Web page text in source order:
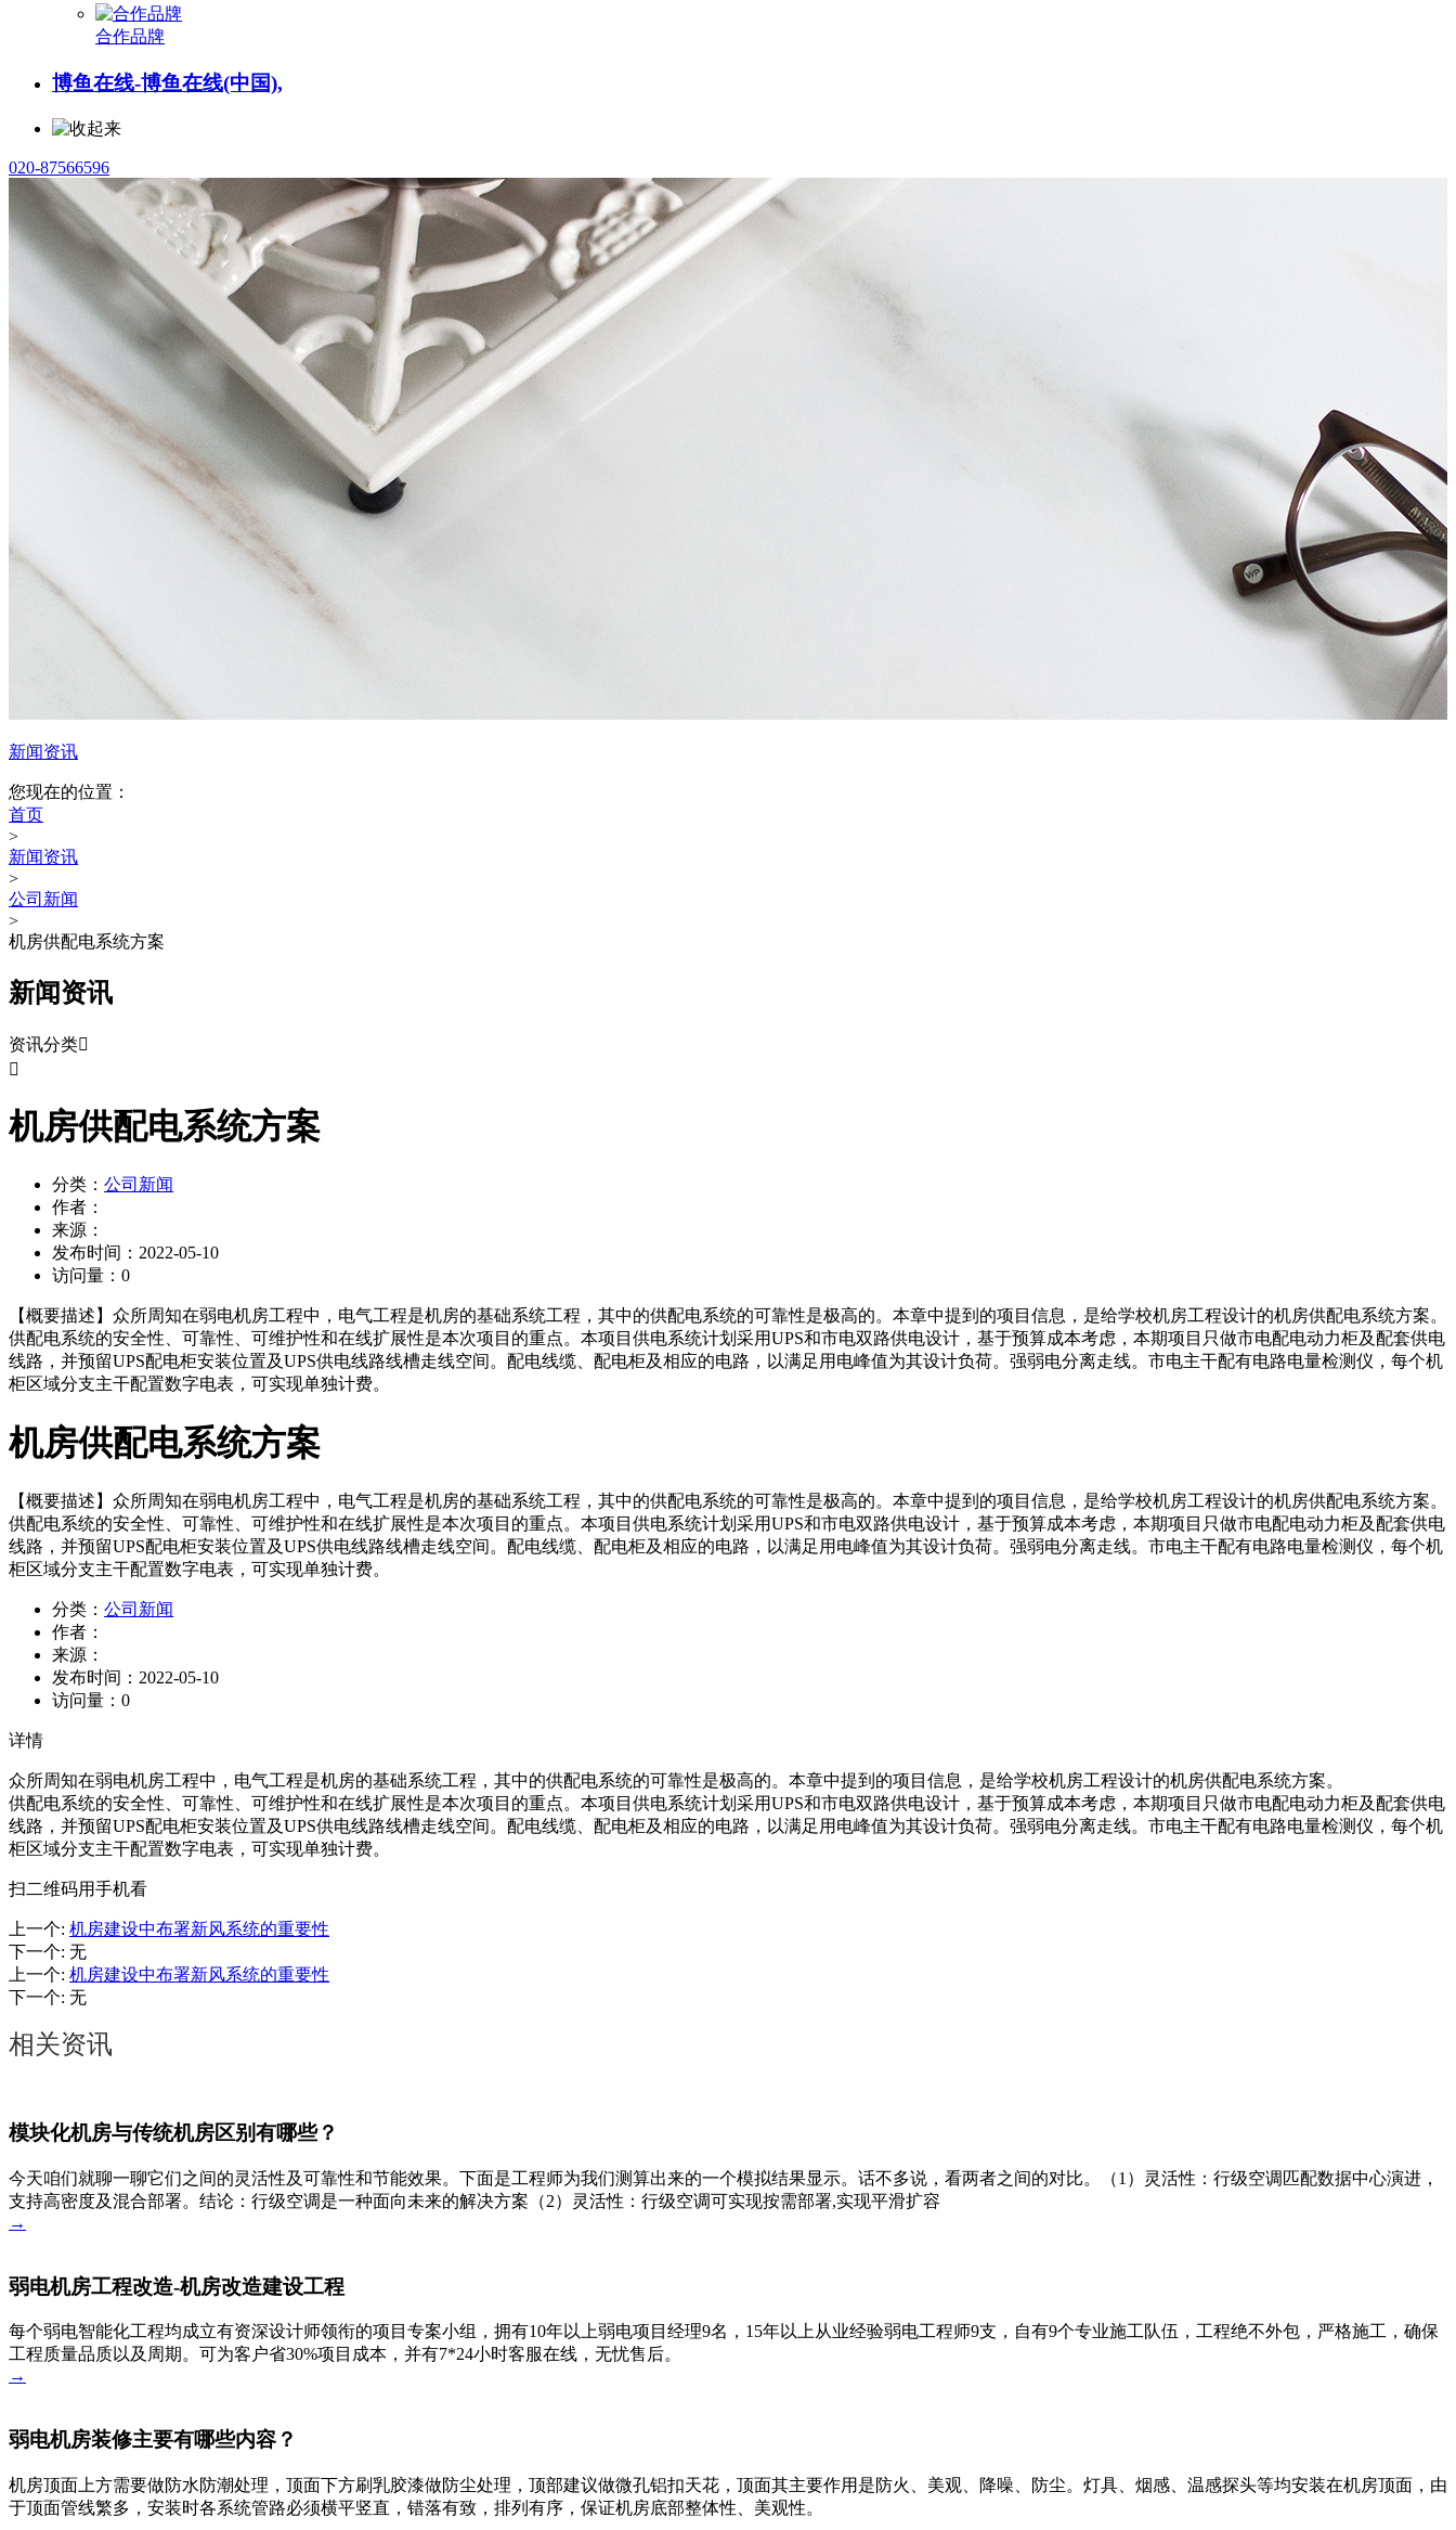
合作品牌
博鱼在线-博鱼在线(中国),
020-87566596
新闻资讯
您现在的位置：
首页
>
新闻资讯
>
公司新闻
>
机房供配电系统方案
新闻资讯
资讯分类

机房供配电系统方案
分类： 公司新闻
作者：
来源：
发布时间： 2022-05-10
访问量： 0
【概要描述】 众所周知在弱电机房工程中，电气工程是机房的基础系统工程，其中的供配电系统的可靠性是极高的。本章中提到的项目信息，是给学校机房工程设计的机房供配电系统方案。
供配电系统的安全性、可靠性、可维护性和在线扩展性是本次项目的重点。本项目供电系统计划采用UPS和市电双路供电设计，基于预算成本考虑，本期项目只做市电配电动力柜及配套供电
线路，并预留UPS配电柜安装位置及UPS供电线路线槽走线空间。配电线缆、配电柜及相应的电路，以满足用电峰值为其设计负荷。强弱电分离走线。市电主干配有电路电量检测仪，每个机
柜区域分支主干配置数字电表，可实现单独计费。
机房供配电系统方案
【概要描述】 众所周知在弱电机房工程中，电气工程是机房的基础系统工程，其中的供配电系统的可靠性是极高的。本章中提到的项目信息，是给学校机房工程设计的机房供配电系统方案。
供配电系统的安全性、可靠性、可维护性和在线扩展性是本次项目的重点。本项目供电系统计划采用UPS和市电双路供电设计，基于预算成本考虑，本期项目只做市电配电动力柜及配套供电
线路，并预留UPS配电柜安装位置及UPS供电线路线槽走线空间。配电线缆、配电柜及相应的电路，以满足用电峰值为其设计负荷。强弱电分离走线。市电主干配有电路电量检测仪，每个机
柜区域分支主干配置数字电表，可实现单独计费。
分类： 公司新闻
作者：
来源：
发布时间： 2022-05-10
访问量： 0
详情
众所周知在弱电机房工程中，电气工程是机房的基础系统工程，其中的供配电系统的可靠性是极高的。本章中提到的项目信息，是给学校机房工程设计的机房供配电系统方案。
供配电系统的安全性、可靠性、可维护性和在线扩展性是本次项目的重点。本项目供电系统计划采用UPS和市电双路供电设计，基于预算成本考虑，本期项目只做市电配电动力柜及配套供电
线路，并预留UPS配电柜安装位置及UPS供电线路线槽走线空间。配电线缆、配电柜及相应的电路，以满足用电峰值为其设计负荷。强弱电分离走线。市电主干配有电路电量检测仪，每个机
柜区域分支主干配置数字电表，可实现单独计费。
扫二维码用手机看
上一个: 机房建设中布署新风系统的重要性
下一个: 无
上一个: 机房建设中布署新风系统的重要性
下一个: 无
相关资讯
模块化机房与传统机房区别有哪些？
今天咱们就聊一聊它们之间的灵活性及可靠性和节能效果。下面是工程师为我们测算出来的一个模拟结果显示。话不多说，看两者之间的对比。（1）灵活性：行级空调匹配数据中心演进，
支持高密度及混合部署。结论：行级空调是一种面向未来的解决方案（2）灵活性：行级空调可实现按需部署,实现平滑扩容
→
弱电机房工程改造-机房改造建设工程
每个弱电智能化工程均成立有资深设计师领衔的项目专案小组，拥有10年以上弱电项目经理9名，15年以上从业经验弱电工程师9支，自有9个专业施工队伍，工程绝不外包，严格施工，确保
工程质量品质以及周期。可为客户省30%项目成本，并有7*24小时客服在线，无忧售后。
→
弱电机房装修主要有哪些内容？
机房顶面上方需要做防水防潮处理，顶面下方刷乳胶漆做防尘处理，顶部建议做微孔铝扣天花，顶面其主要作用是防火、美观、降噪、防尘。灯具、烟感、温感探头等均安装在机房顶面，由
于顶面管线繁多，安装时各系统管路必须横平竖直，错落有致，排列有序，保证机房底部整体性、美观性。